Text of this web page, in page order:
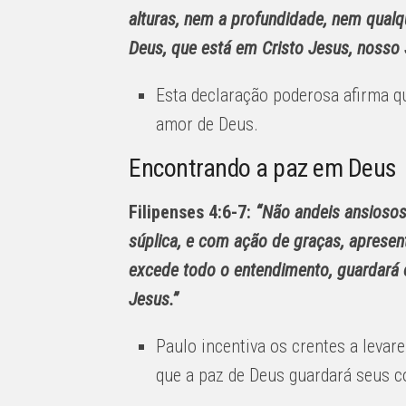
alturas, nem a profundidade, nem
Deus, que está em Cristo Jesus, nosso
Esta declaração poderosa afirma
amor de Deus.
Encontrando a paz em Deus
Filipenses 4:6-7: “Não andeis
súplica, e com ação de graças,
excede todo o entendimento,
Jesus.”
Paulo incentiva os crentes a
que a paz de Deus guardará seus